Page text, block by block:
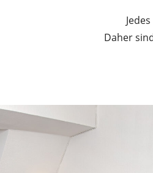
Daher